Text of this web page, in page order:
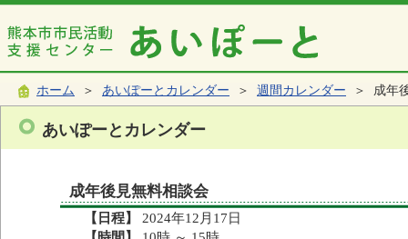
ホーム ＞ あいぽーとカレンダー ＞ 週間カレンダー ＞ 成年
あいぽーとカレンダー
成年後見無料相談会
【日程】
2024年12月17日